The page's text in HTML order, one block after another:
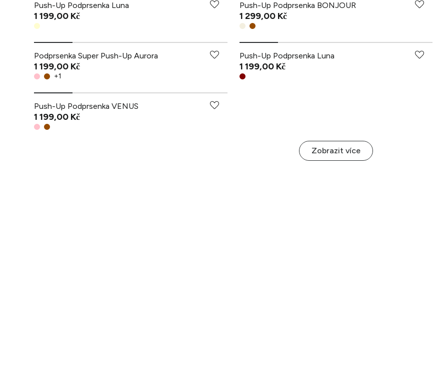
Push-Up Podprsenka Luna
1 199,00 Kč
Push-Up Podprsenka BONJOUR
1 299,00 Kč
Podprsenka Super Push-Up Aurora
1 199,00 Kč
+1
Push-Up Podprsenka Luna
1 199,00 Kč
Push-Up Podprsenka VENUS
1 199,00 Kč
Zobrazit více